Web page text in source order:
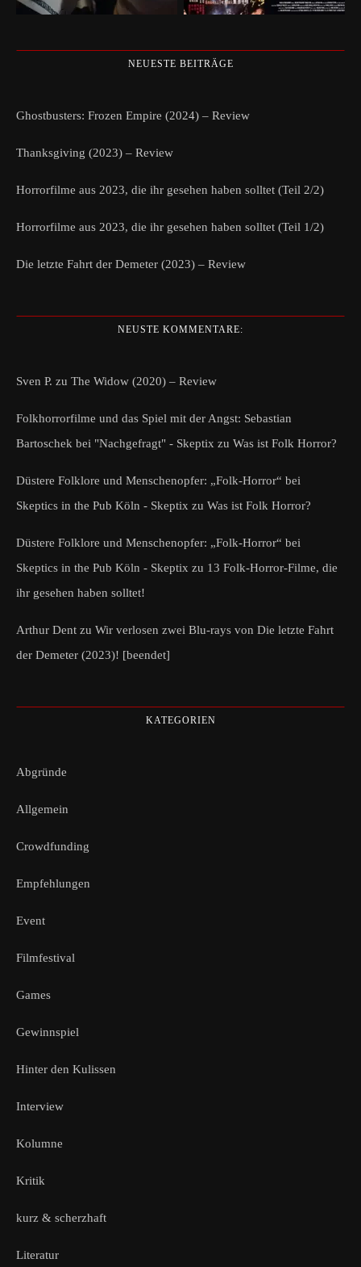
NEUESTE BEITRÄGE
Ghostbusters: Frozen Empire (2024) – Review
Thanksgiving (2023) – Review
Horrorfilme aus 2023, die ihr gesehen haben solltet (Teil 2/2)
Horrorfilme aus 2023, die ihr gesehen haben solltet (Teil 1/2)
Die letzte Fahrt der Demeter (2023) – Review
NEUSTE KOMMENTARE:
Sven P. zu The Widow (2020) – Review
Folkhorrorfilme und das Spiel mit der Angst: Sebastian
Bartoschek bei "Nachgefragt" - Skeptix zu Was ist Folk Horror?
Düstere Folklore und Menschenopfer: „Folk-Horror“ bei
Skeptics in the Pub Köln - Skeptix zu Was ist Folk Horror?
Düstere Folklore und Menschenopfer: „Folk-Horror“ bei
Skeptics in the Pub Köln - Skeptix zu 13 Folk-Horror-Filme, die
ihr gesehen haben solltet!
Arthur Dent zu Wir verlosen zwei Blu-rays von Die letzte Fahrt
der Demeter (2023)! [beendet]
KATEGORIEN
Abgründe
Allgemein
Crowdfunding
Empfehlungen
Event
Filmfestival
Games
Gewinnspiel
Hinter den Kulissen
Interview
Kolumne
Kritik
kurz & scherzhaft
Literatur